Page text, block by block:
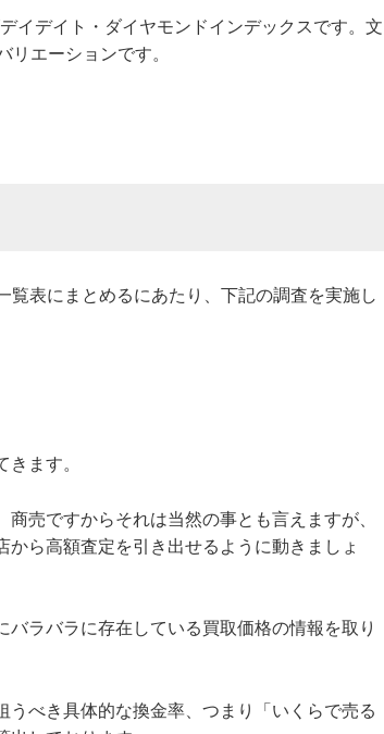
イデイト・ダイヤモンドインデックスです。文
エーションです。
表にまとめるにあたり、下記の調査を実施し
ます。
売ですからそれは当然の事とも言えますが、
ら高額査定を引き出せるように動きましょ
ラバラに存在している買取価格の情報を取り
べき具体的な換金率、つまり「いくらで売る